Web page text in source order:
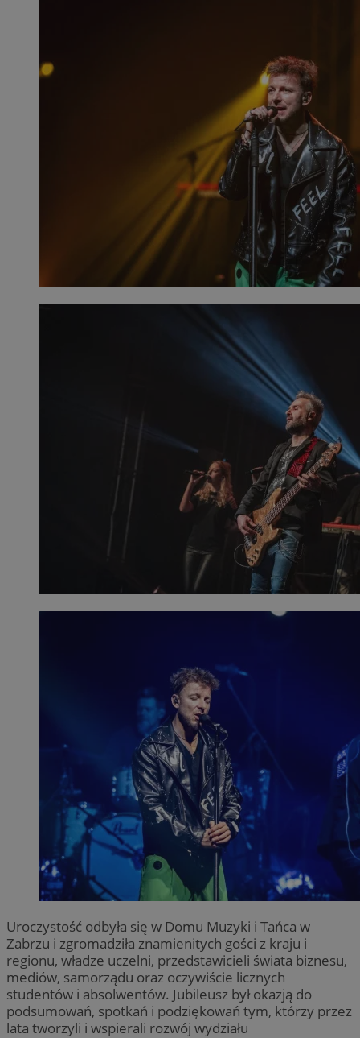
Uroczystość odbyła się w Domu Muzyki i Tańca w
Zabrzu i zgromadziła znamienitych gości z kraju i
regionu, władze uczelni, przedstawicieli świata biznesu,
mediów, samorządu oraz oczywiście licznych
studentów i absolwentów. Jubileusz był okazją do
podsumowań, spotkań i podziękowań tym, którzy przez
lata tworzyli i wspierali rozwój wydziału